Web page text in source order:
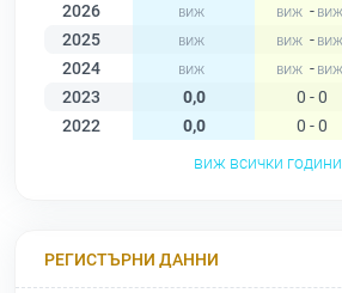
2026
-
2025
-
2024
-
2023
0,0 0 - 0
2022
0,0 0 - 0
виж всички години
РЕГИСТЪРНИ ДАННИ